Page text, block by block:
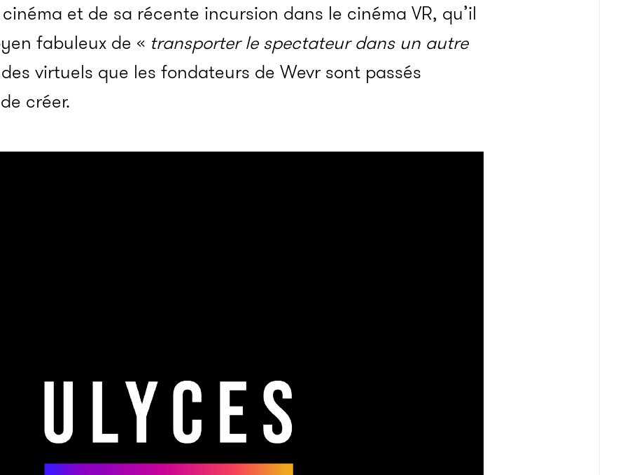
et de sa récente incursion dans le cinéma VR, qu’il
fabuleux de « transporter le spectateur dans un autre
virtuels que les fondateurs de Wevr sont passés
créer.